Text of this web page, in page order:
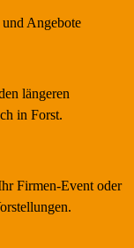
Angebote
längeren
in Forst.
Firmen-Event oder